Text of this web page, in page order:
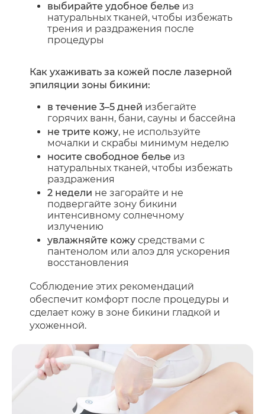
выбирайте удобное белье из
натуральных тканей, чтобы избежать
трения и раздражения после
процедуры
Как ухаживать за кожей после лазерной
эпиляции зоны бикини:
в течение 3–5 дней избегайте
горячих ванн, бани, сауны и бассейна
не трите кожу, не используйте
мочалки и скрабы минимум неделю
носите свободное белье из
натуральных тканей, чтобы избежать
раздражения
2 недели не загорайте и не
подвергайте зону бикини
интенсивному солнечному
излучению
увлажняйте кожу средствами с
пантенолом или алоэ для ускорения
восстановления
Соблюдение этих рекомендаций
обеспечит комфорт после процедуры и
сделает кожу в зоне бикини гладкой и
ухоженной.